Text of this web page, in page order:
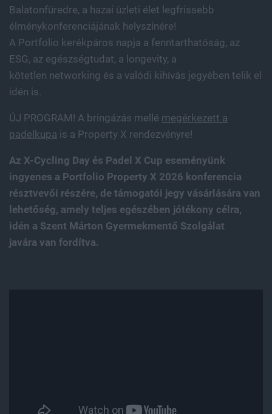
Balatonfüredre, a hazai üzleti élet legfrissebb
élménykonferenciájának helyszínére!
A Portfolio kerékpáros napja a fenntarthatóság, az
ESG, az egészségtudat, a longevity, a
kötetlen networking és a valódi kihívás jegyében telik el
idén is.
ÚJ PROGRAM! A bringázás mellé megérkezett a
padelkupa is a Property X rendezvényre!
Az X-Cycling Day és Padel X Cup eseményünk
ingyenes a Portfolio Property X 2026 konferencia
résztvevői részére, de támogatói jegy vásárlására van
lehetőség, amely teljes egészében jótékony célra,
idén a Szent Márton Gyermekmentő Szolgálat
javára van fordítva.